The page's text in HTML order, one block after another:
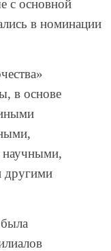
с основной
в номинации
в основе
научными,
другими